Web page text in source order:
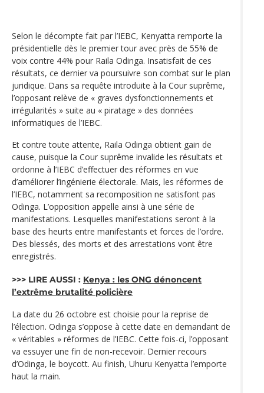
Selon le décompte fait par l’IEBC, Kenyatta remporte la
présidentielle dès le premier tour avec près de 55% de
voix contre 44% pour Raila Odinga. Insatisfait de ces
résultats, ce dernier va poursuivre son combat sur le plan
juridique. Dans sa requête introduite à la Cour suprême,
l’opposant relève de « graves dysfonctionnements et
irrégularités » suite au « piratage » des données
informatiques de l’IEBC.
Et contre toute attente, Raila Odinga obtient gain de
cause, puisque la Cour suprême invalide les résultats et
ordonne à l’IEBC d’effectuer des réformes en vue
d’améliorer l’ingénierie électorale. Mais, les réformes de
l’IEBC, notamment sa recomposition ne satisfont pas
Odinga. L’opposition appelle ainsi à une série de
manifestations. Lesquelles manifestations seront à la
base des heurts entre manifestants et forces de l’ordre.
Des blessés, des morts et des arrestations vont être
enregistrés.
>>> LIRE AUSSI : Kenya : les ONG dénoncent
l’extrême brutalité policière
La date du 26 octobre est choisie pour la reprise de
l’élection. Odinga s’oppose à cette date en demandant de
« véritables » réformes de l’IEBC. Cette fois-ci, l’opposant
va essuyer une fin de non-recevoir. Dernier recours
d’Odinga, le boycott. Au finish, Uhuru Kenyatta l’emporte
haut la main.